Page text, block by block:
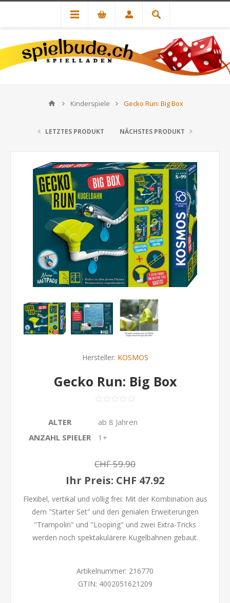
Kinderspiele Gecko Run: Big Box
LETZTES PRODUKT NÄCHSTES PRODUKT
Hersteller: KOSMOS
Gecko Run: Big Box
ALTER
ab 8 Jahren
ANZAHL SPIELER
1+
CHF 59.90
Ihr Preis: CHF 47.92
Flexibel, vertikal und völlig frei: Mit der Kombination aus
dem "Starter Set" und den genialen Erweiterungen
"Trampolin" und "Looping" und zwei Extra-Tricks
werden noch spektakulärere Kugelbahnen gebaut.
Artikelnummer: 216770
GTIN: 4002051621209